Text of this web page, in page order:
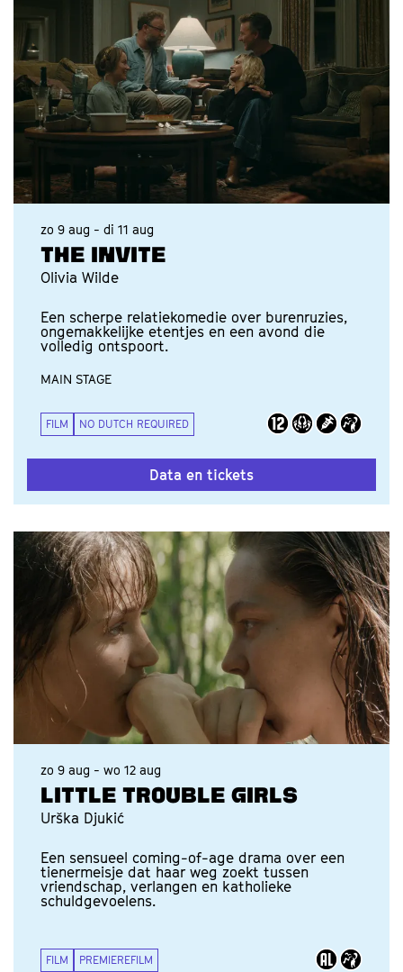
THE INVITE
Olivia Wilde
zo 9 aug - di 11 aug
Een scherpe relatiekomedie over burenruzies,
ongemakkelijke etentjes en een avond die
volledig ontspoort.
MAIN STAGE
FILM NO DUTCH REQUIRED
Data en tickets
LITTLE TROUBLE GIRLS
Urška Djukić
zo 9 aug - wo 12 aug
Een sensueel coming-of-age drama over een
tienermeisje dat haar weg zoekt tussen
vriendschap, verlangen en katholieke
schuldgevoelens.
FILM PREMIEREFILM